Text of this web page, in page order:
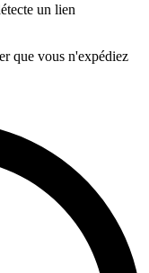
un lien
que vous n'expédiez